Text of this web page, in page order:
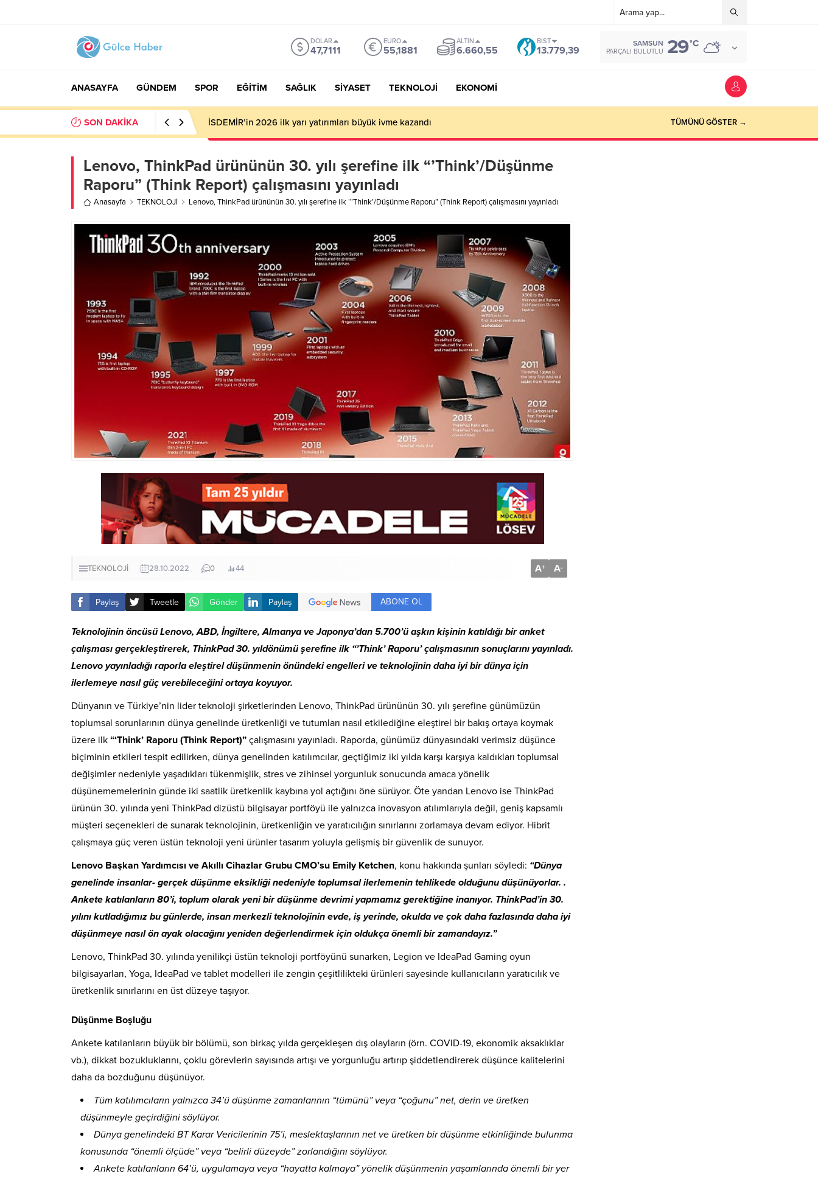
DOLAR
47,7111
EURO
55,1881
ALTIN
6.660,55
BIST
13.779,39
SAMSUN
PARÇALI BULUTLU 29°C
ANASAYFA GÜNDEM SPOR EĞİTİM SAĞLIK SİYASET TEKNOLOJİ EKONOMİ
SON DAKİKA Trabzonspor’da kombine satışında rekor: 18 bin TÜMÜNÜ GÖSTER →
Lenovo, ThinkPad ürününün 30. yılı şerefine ilk “’Think’/Düşünme
Raporu” (Think Report) çalışmasını yayınladı
Anasayfa TEKNOLOJİ Lenovo, ThinkPad ürününün 30. yılı şerefine ilk “’Think’/Düşünme Raporu” (Think Report) çalışmasını yayınladı
TEKNOLOJİ 28.10.2022 0 44 A+ A-
Paylaş Tweetle Gönder Paylaş ABONE OL
Teknolojinin öncüsü Lenovo, ABD, İngiltere, Almanya ve Japonya’dan 5.700’ü aşkın kişinin katıldığı bir anket
çalışması gerçekleştirerek, ThinkPad 30. yıldönümü şerefine ilk “’Think’ Raporu’ çalışmasının sonuçlarını yayınladı.
Lenovo yayınladığı raporla eleştirel düşünmenin önündeki engelleri ve teknolojinin daha iyi bir dünya için
ilerlemeye nasıl güç verebileceğini ortaya koyuyor.
Dünyanın ve Türkiye’nin lider teknoloji şirketlerinden Lenovo, ThinkPad ürününün 30. yılı şerefine günümüzün
toplumsal sorunlarının dünya genelinde üretkenliği ve tutumları nasıl etkilediğine eleştirel bir bakış ortaya koymak
üzere ilk “‘Think’ Raporu (Think Report)” çalışmasını yayınladı. Raporda, günümüz dünyasındaki verimsiz düşünce
biçiminin etkileri tespit edilirken, dünya genelinden katılımcılar, geçtiğimiz iki yılda karşı karşıya kaldıkları toplumsal
değişimler nedeniyle yaşadıkları tükenmişlik, stres ve zihinsel yorgunluk sonucunda amaca yönelik
düşünememelerinin günde iki saatlik üretkenlik kaybına yol açtığını öne sürüyor. Öte yandan Lenovo ise ThinkPad
ürünün 30. yılında yeni ThinkPad dizüstü bilgisayar portföyü ile yalnızca inovasyon atılımlarıyla değil, geniş kapsamlı
müşteri seçenekleri de sunarak teknolojinin, üretkenliğin ve yaratıcılığın sınırlarını zorlamaya devam ediyor. Hibrit
çalışmaya güç veren üstün teknoloji yeni ürünler tasarım yoluyla gelişmiş bir güvenlik de sunuyor.
Lenovo Başkan Yardımcısı ve Akıllı Cihazlar Grubu CMO’su Emily Ketchen, konu hakkında şunları söyledi: “Dünya
genelinde insanlar- gerçek düşünme eksikliği nedeniyle toplumsal ilerlemenin tehlikede olduğunu düşünüyorlar. .
Ankete katılanların 80’i, toplum olarak yeni bir düşünme devrimi yapmamız gerektiğine inanıyor. ThinkPad’in 30.
yılını kutladığımız bu günlerde, insan merkezli teknolojinin evde, iş yerinde, okulda ve çok daha fazlasında daha iyi
düşünmeye nasıl ön ayak olacağını yeniden değerlendirmek için oldukça önemli bir zamandayız.”
Lenovo, ThinkPad 30. yılında yenilikçi üstün teknoloji portföyünü sunarken, Legion ve IdeaPad Gaming oyun
bilgisayarları, Yoga, IdeaPad ve tablet modelleri ile zengin çeşitlilikteki ürünleri sayesinde kullanıcıların yaratıcılık ve
üretkenlik sınırlarını en üst düzeye taşıyor.
Düşünme Boşluğu
Ankete katılanların büyük bir bölümü, son birkaç yılda gerçekleşen dış olayların (örn. COVID-19, ekonomik aksaklıklar
vb.), dikkat bozukluklarını, çoklu görevlerin sayısında artışı ve yorgunluğu artırıp şiddetlendirerek düşünce kalitelerini
daha da bozduğunu düşünüyor.
Tüm katılımcıların yalnızca 34’ü düşünme zamanlarının “tümünü” veya “çoğunu” net, derin ve üretken
düşünmeyle geçirdiğini söylüyor.
Dünya genelindeki BT Karar Vericilerinin 75’i, meslektaşlarının net ve üretken bir düşünme etkinliğinde bulunma
konusunda “önemli ölçüde” veya “belirli düzeyde” zorlandığını söylüyor.
Ankete katılanların 64’ü, uygulamaya veya “hayatta kalmaya” yönelik düşünmenin yaşamlarında önemli bir yer